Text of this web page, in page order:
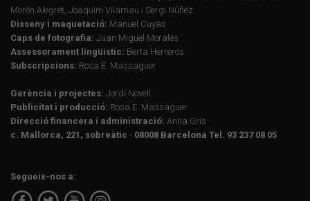
Morén Alegret, Joaquim Vilarnau i Sergi Núñez
Disseny i maquetació: Manuel Cuyàs
Caps de fotografia: Juan Miguel Morales
Assessorament lingüístic: Berta Herreros
Subscripcions: Rosa E. Massaguer
Gerència i projectes: Jordi Novell
Publicitat i producció: Rosa E. Massaguer
Direcció financera i administració: Anna Gris
c. Mallorca, 221, sobreàtic · 08008 Barcelona Tel. 93 237 08 05
Segueix-nos a: